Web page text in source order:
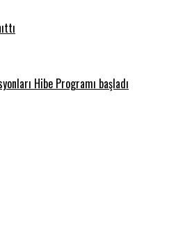
Hibe Programı başladı